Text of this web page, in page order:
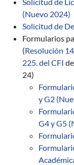
(Nuevo 2024)
Solicitud de
Formularios
(Resolución
225. del CFI
24)
y G2
G4 y G5